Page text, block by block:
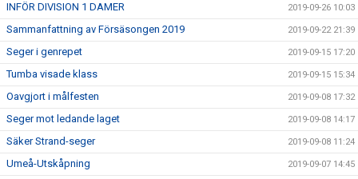
INFÖR DIVISION 1 DAMER 2019-09-26 10:03
Sammanfattning av Försäsongen 2019 2019-09-22 21:39
Seger i genrepet 2019-09-15 17:20
Tumba visade klass 2019-09-15 15:34
Oavgjort i målfesten 2019-09-08 17:32
Seger mot ledande laget 2019-09-08 14:17
Säker Strand-seger 2019-09-08 11:24
Umeå-Utskåpning 2019-09-07 14:45